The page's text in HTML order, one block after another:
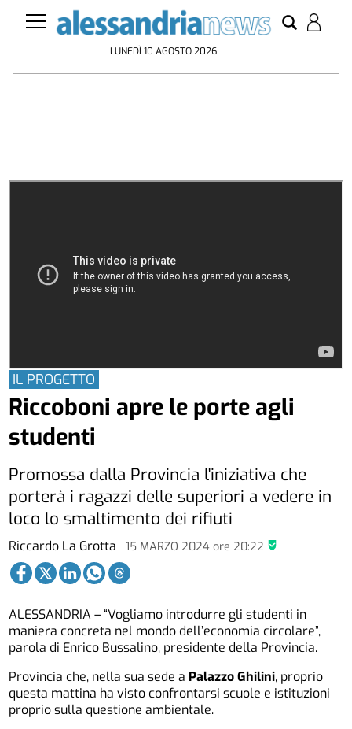
LUNEDÌ 10 AGOSTO 2026
Riccardo La Grotta 15 MARZO 2024ore 20:22
IL PROGETTO
Riccoboni apre le porte agli
studenti
Promossa dalla Provincia l'iniziativa che
porterà i ragazzi delle superiori a vedere in
loco lo smaltimento dei rifiuti
ALESSANDRIA – “Vogliamo introdurre gli studenti in
maniera concreta nel mondo dell’economia circolare”,
parola di Enrico Bussalino, presidente della Provincia.
Provincia che, nella sua sede a Palazzo Ghilini, proprio
questa mattina ha visto confrontarsi scuole e istituzioni
proprio sulla questione ambientale.